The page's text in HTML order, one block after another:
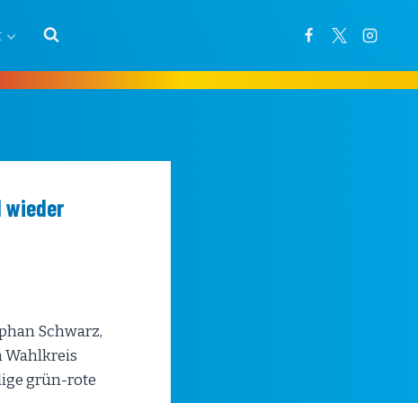
wieder
Schwarz,
Wahlkreis
grün-rote